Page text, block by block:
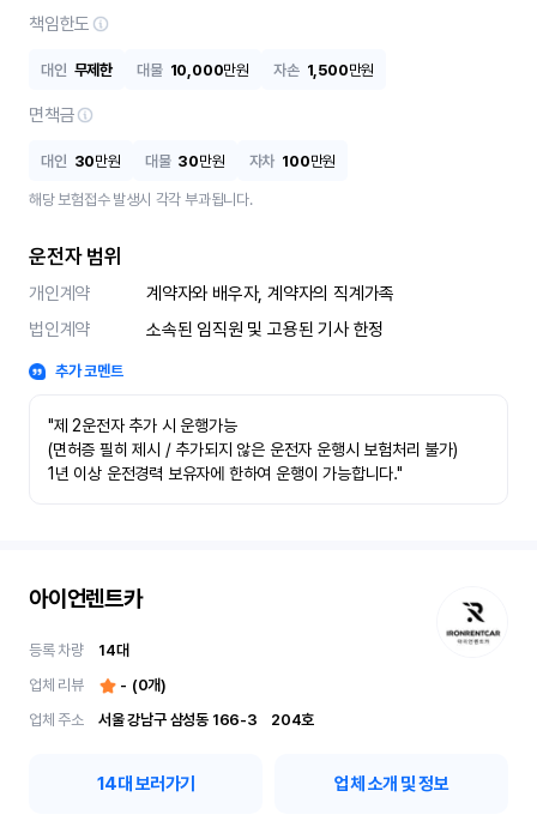
책임한도
대인 무제한 대물 10,000만원 자손 1,500만원
면책금
대인 30만원 대물 30만원 자차 100만원
해당 보험접수 발생시 각각 부과됩니다.
운전자 범위
개인계약
계약자와 배우자, 계약자의 직계가족
법인계약
소속된 임직원 및 고용된 기사 한정
추가 코멘트
"제 2운전자 추가 시 운행가능
(면허증 필히 제시 / 추가되지 않은 운전자 운행시 보험처리 불가)
1년 이상 운전경력 보유자에 한하여 운행이 가능합니다."
아이언렌트카
등록 차량 14대
업체 리뷰
- (0개)
업체 주소
서울 강남구 삼성동 166-3	204호
14대 보러가기 업체 소개 및 정보